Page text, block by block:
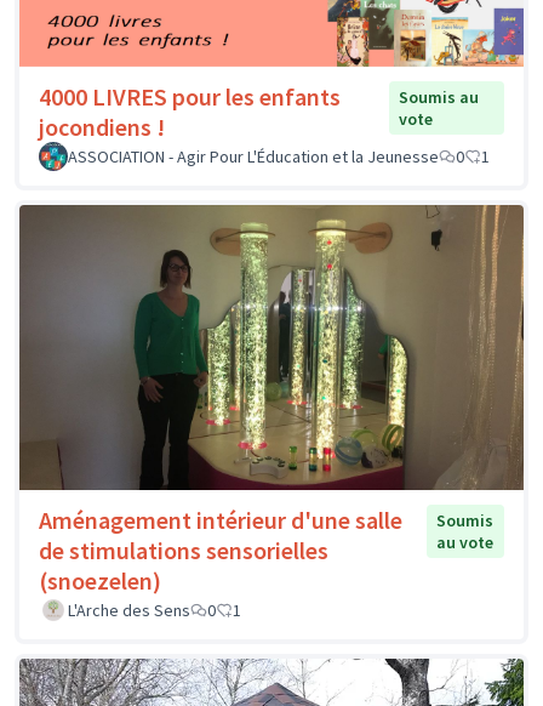
4000 LIVRES pour les enfants
jocondiens !
Soumis au
vote
ASSOCIATION - Agir Pour L'Éducation et la Jeunesse
0 1
Aménagement intérieur d'une salle
de stimulations sensorielles
(snoezelen)
Soumis
au vote
L'Arche des Sens 0 1